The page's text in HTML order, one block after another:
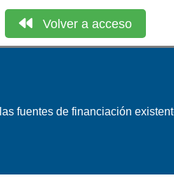
Volver a acceso
fuentes de financiación